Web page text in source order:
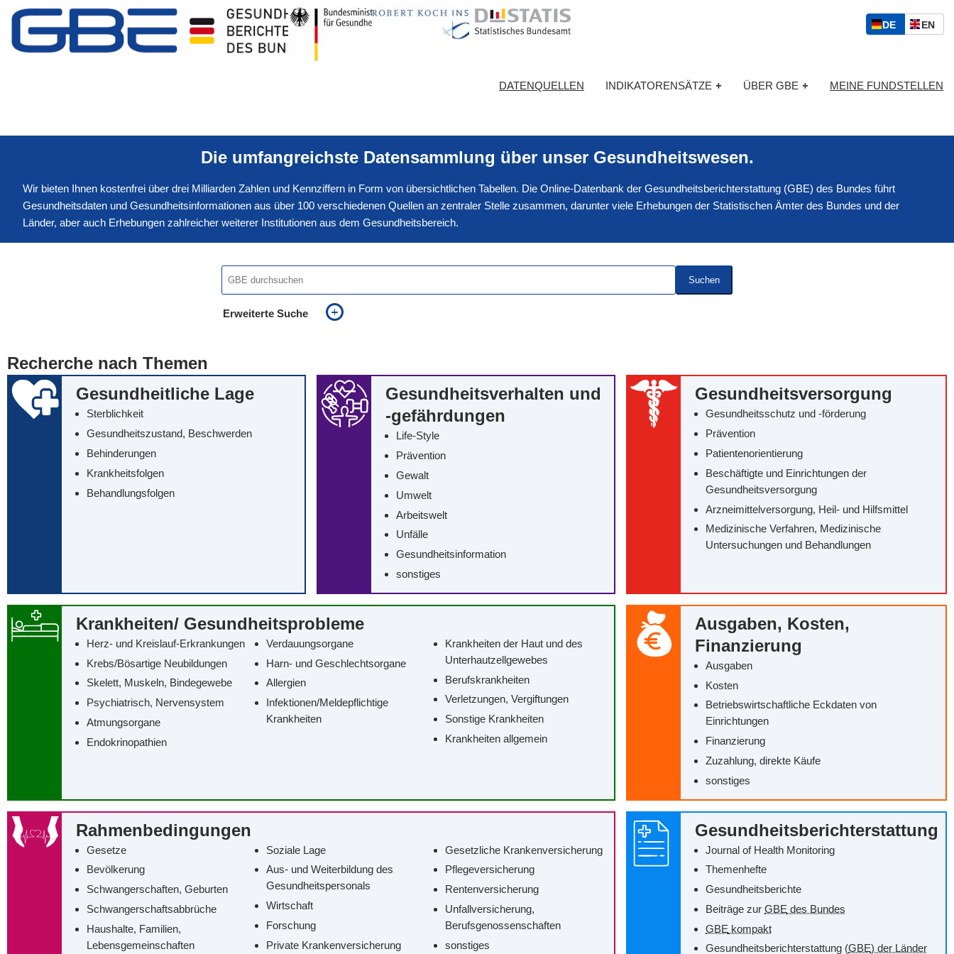
S
p
c
h
l
DED
S
ENE
I
H
DATENQUELLEN INDIKATORENSÄTZE + ÜBER GBE + MEINE FUNDSTELLEN
Die umfangreichste Datensammlung über unser Gesundheitswesen.
Wir bieten Ihnen kostenfrei über drei Milliarden Zahlen und Kennziffern in Form von übersichtlichen Tabellen. Die Online-Datenbank der Gesundheitsberichterstattung (GBE) des Bundes führt
Gesundheitsdaten und Gesundheitsinformationen aus über 100 verschiedenen Quellen an zentraler Stelle zusammen, darunter viele Erhebungen der Statistischen Ämter des Bundes und der
Länder, aber auch Erhebungen zahlreicher weiterer Institutionen aus dem Gesundheitsbereich.
Suchen
Erweiterte Suche
Recherche nach Themen
Gesundheitliche Lage
Sterblichkeit
Gesundheitszustand, Beschwerden
Behinderungen
Krankheitsfolgen
Behandlungsfolgen
Gesundheitsverhalten und
-gefährdungen
Life-Style
Prävention
Gewalt
Umwelt
Arbeitswelt
Unfälle
Gesundheitsinformation
sonstiges
Gesundheitsversorgung
Gesundheitsschutz und -förderung
Prävention
Patientenorientierung
Beschäftigte und Einrichtungen der
Gesundheitsversorgung
Arzneimittelversorgung, Heil- und Hilfsmittel
Medizinische Verfahren, Medizinische
Untersuchungen und Behandlungen
Krankheiten/‌ Gesundheitsprobleme
Herz- und Kreislauf-Erkrankungen
Krebs/‌Bösartige Neubildungen
Skelett, Muskeln, Bindegewebe
Psychiatrisch, Nervensystem
Atmungsorgane
Endokrinopathien
Verdauungsorgane
Harn- und Geschlechtsorgane
Allergien
Infektionen/‌Meldepflichtige
Krankheiten
Krankheiten der Haut und des
Unterhautzellgewebes
Berufskrankheiten
Verletzungen, Vergiftungen
Sonstige Krankheiten
Krankheiten allgemein
Ausgaben, Kosten,
Finanzierung
Ausgaben
Kosten
Betriebswirtschaftliche Eckdaten von
Einrichtungen
Finanzierung
Zuzahlung, direkte Käufe
sonstiges
Rahmenbedingungen
Gesetze
Bevölkerung
Schwangerschaften, Geburten
Schwangerschaftsabbrüche
Haushalte, Familien,
Lebensgemeinschaften
Soziale Lage
Aus- und Weiterbildung des
Gesundheitspersonals
Wirtschaft
Forschung
Private Krankenversicherung
Gesetzliche Krankenversicherung
Pflegeversicherung
Rentenversicherung
Unfallversicherung,
Berufsgenossenschaften
sonstiges
Gesundheitsberichterstattung
Journal of Health Monitoring
Themenhefte
Gesundheitsberichte
Beiträge zur GBE des Bundes
GBE kompakt
Gesundheitsberichterstattung (GBE) der Länder